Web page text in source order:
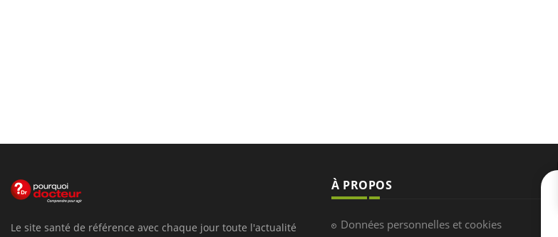
Le site santé de référence avec chaque jour toute l'actualité
À PROPOS
Données personnelles et cookies